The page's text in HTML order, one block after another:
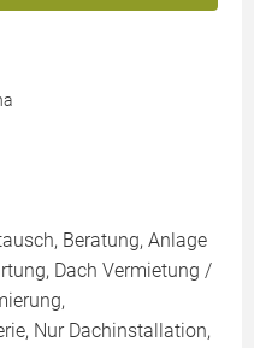
Beratung, Anlage
Dach Vermietung /
Nur Dachinstallation,